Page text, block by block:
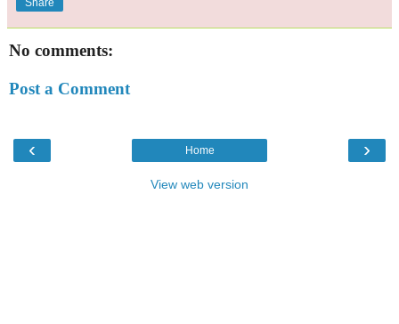
No comments:
Post a Comment
‹ ›
Home
View web version